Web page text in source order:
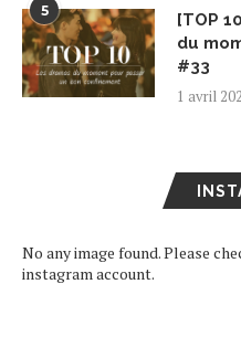
5
[TOP
du
#33
1 avril
No any image found. Please
instagram account.